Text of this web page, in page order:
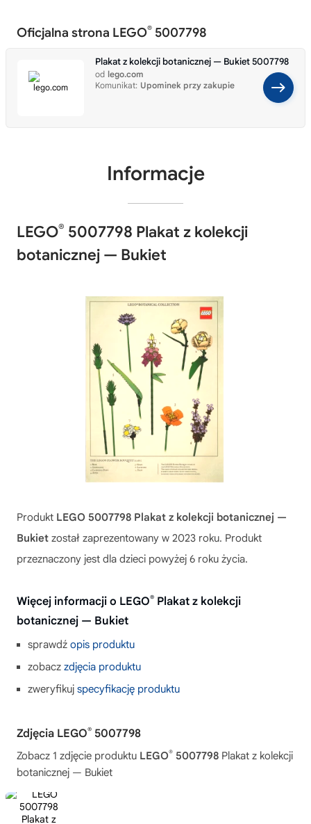
Oficjalna strona LEGO® 5007798
Plakat z kolekcji botanicznej — Bukiet 5007798
od lego.com
Komunikat: Upominek przy zakupie
Informacje
LEGO® 5007798 Plakat z kolekcji
botanicznej — Bukiet
Produkt LEGO 5007798 Plakat z kolekcji botanicznej —
Bukiet został zaprezentowany w 2023 roku. Produkt
przeznaczony jest dla dzieci powyżej 6 roku życia.
Więcej informacji o LEGO® Plakat z kolekcji
botanicznej — Bukiet
sprawdź opis produktu
zobacz zdjęcia produktu
zweryfikuj specyfikację produktu
Zdjęcia LEGO® 5007798
Zobacz 1 zdjęcie produktu LEGO® 5007798 Plakat z kolekcji
botanicznej — Bukiet